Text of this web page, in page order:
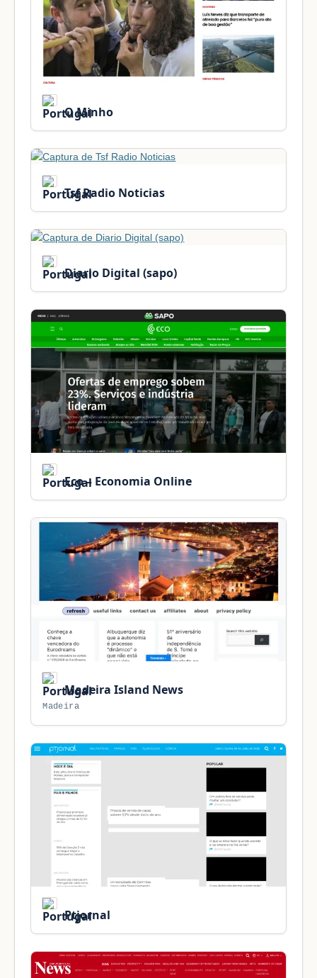
O Minho
Tsf Radio Noticias
Diario Digital (sapo)
Eco – Economia Online
Madeira Island News
Madeira
Ptjornal